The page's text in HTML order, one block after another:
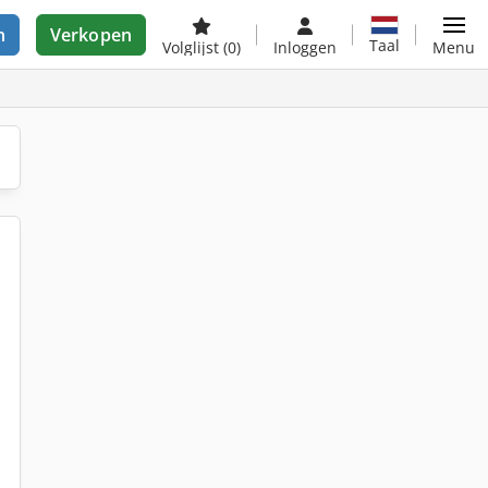
Verkopen
Volglijst (0) Inloggen Taal Menu